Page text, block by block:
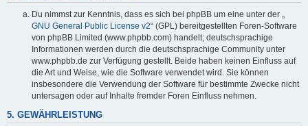
Du nimmst zur Kenntnis, dass es sich bei phpBB um eine unter der „
GNU General Public License v2“ (GPL) bereitgestellten Foren-Software
von phpBB Limited (www.phpbb.com) handelt; deutschsprachige
Informationen werden durch die deutschsprachige Community unter
www.phpbb.de zur Verfügung gestellt. Beide haben keinen Einfluss auf
die Art und Weise, wie die Software verwendet wird. Sie können
insbesondere die Verwendung der Software für bestimmte Zwecke nicht
untersagen oder auf Inhalte fremder Foren Einfluss nehmen.
5. GEWÄHRLEISTUNG